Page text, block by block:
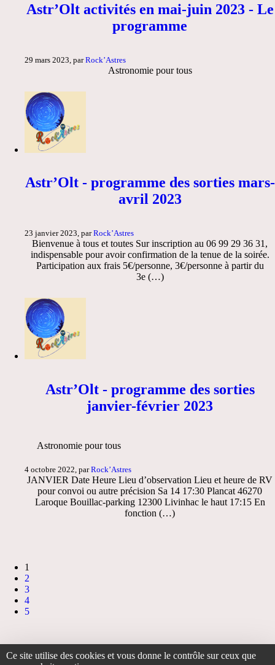
Astr’Olt activités en mai-juin 2023 - Le
programme
29 mars 2023, parRock’Astres
Astronomie pour tous
Astr’Olt - programme des sorties mars-
avril 2023
23 janvier 2023, parRock’Astres
Bienvenue à tous et toutes Sur inscription au 06 99 29 36 31,
indispensable pour avoir confirmation de la tenue de la soirée.
Participation aux frais 5€/personne, 3€/personne à partir du
3e (…)
Astr’Olt - programme des sorties
janvier-février 2023
Astronomie pour tous
4 octobre 2022, parRock’Astres
JANVIER Date Heure Lieu d’observation Lieu et heure de RV
pour convoi ou autre précision Sa 14 17:30 Plancat 46270
Laroque Bouillac-parking 12300 Livinhac le haut 17:15 En
fonction (…)
1
2
3
4
5
Activités > Astr’Olt programme des sorties été 2019
Ce site utilise des cookies et vous donne le contrôle sur ceux que